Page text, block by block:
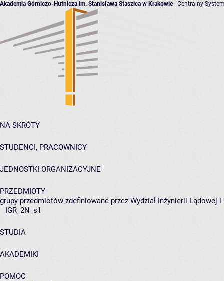
Akademia Górniczo-Hutnicza im. Stanisława Staszica w Krakowie- Centralny
NA SKRÓTY
STUDENCI, PRACOWNICY
JEDNOSTKI ORGANIZACYJNE
PRZEDMIOTY
grupy przedmiotów zdefiniowane przez Wydział Inżynierii Lądowej
IGR_2N_s1
STUDIA
AKADEMIKI
POMOC